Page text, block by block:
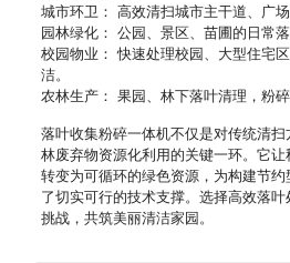
城市环卫： 高效清扫城市主干道、广场
园林绿化： 公园、景区、苗圃的日常落
校园物业： 快速处理校园、大型住宅
洁。
农林生产： 果园、林下落叶清理，粉碎
落叶收集粉碎一体机不仅是对传统清
林废弃物资源化利用的关键一环。它让
转变为可循环的绿色资源，为构建节
了切实可行的技术支撑。选择高效落
挑战，共筑美丽清洁家园。